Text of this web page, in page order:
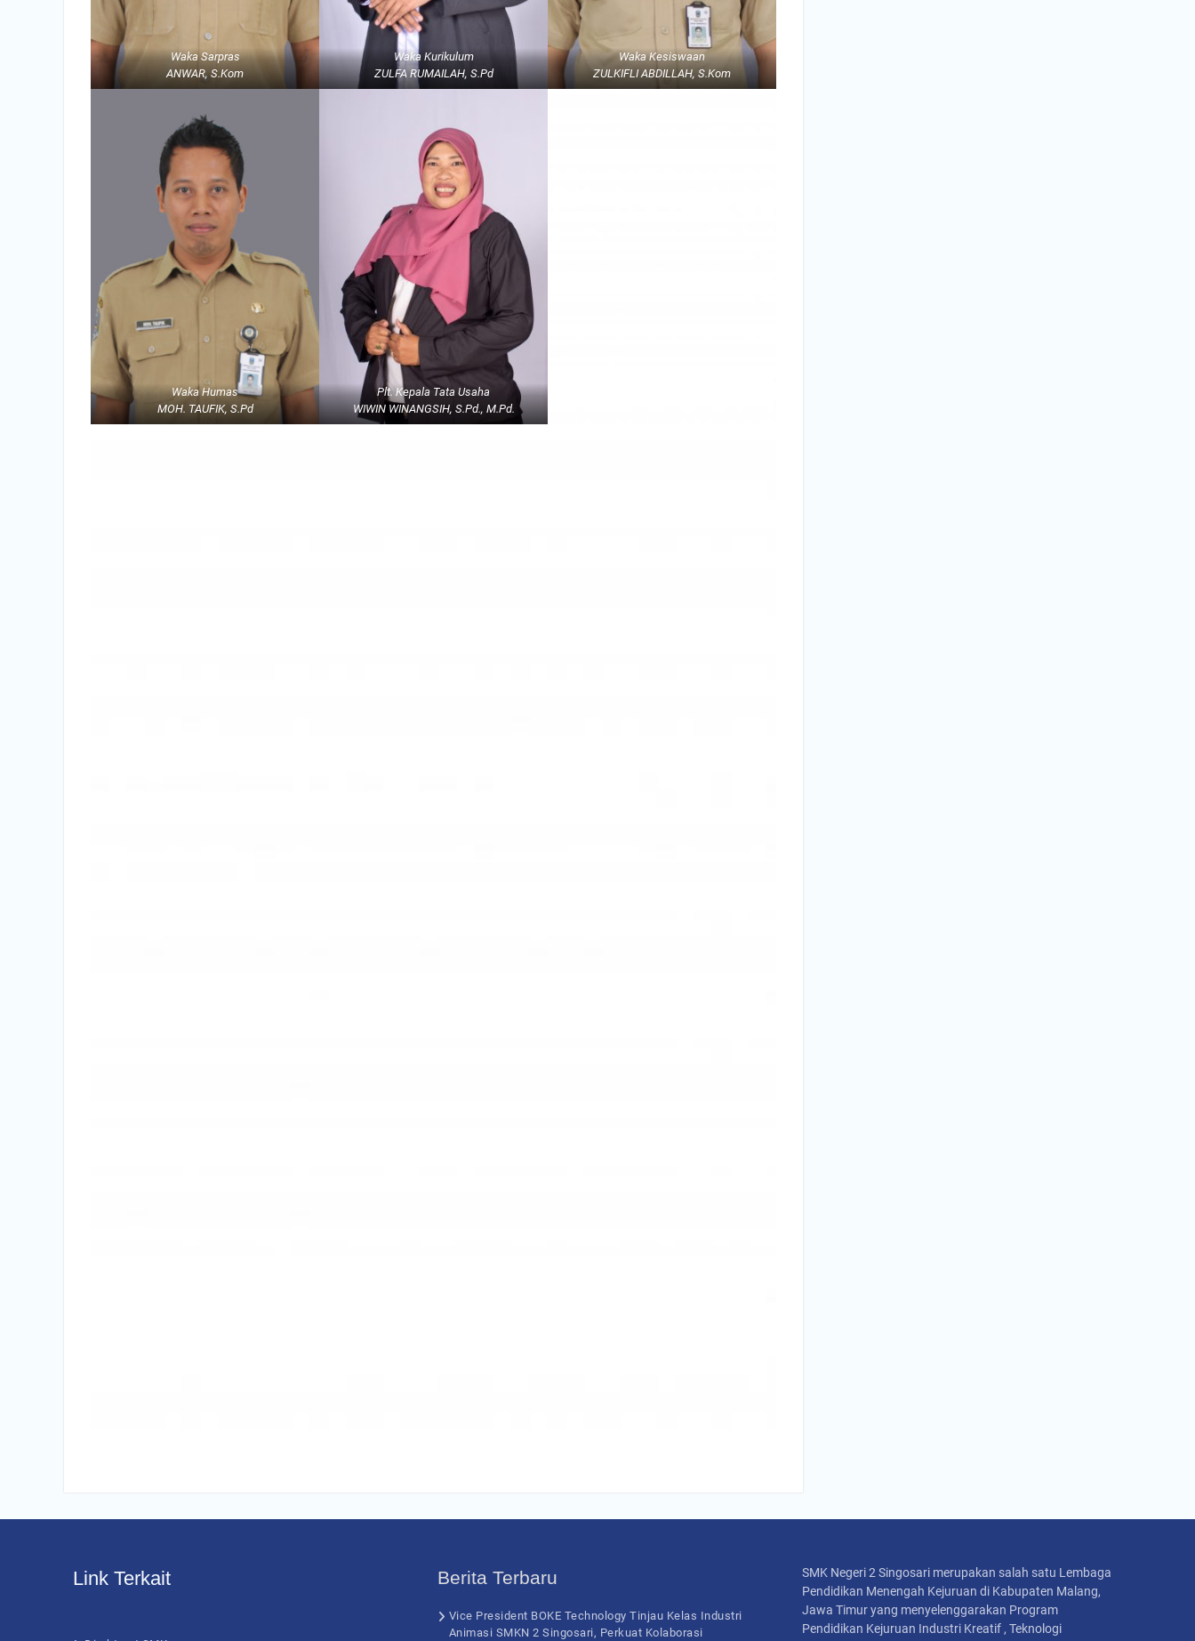
Waka Sarpras
ANWAR, S.Kom
Waka Kurikulum
ZULFA RUMAILAH, S.Pd
Waka Kesiswaan
ZULKIFLI ABDILLAH, S.Kom
Waka Humas
MOH. TAUFIK, S.Pd
Plt. Kepala Tata Usaha
WIWIN WINANGSIH, S.Pd., M.Pd.
Link Terkait Berita Terbaru
Vice President BOKE Technology Tinjau Kelas Industri
Animasi SMKN 2 Singosari, Perkuat Kolaborasi
SMK Negeri 2 Singosari merupakan salah satu Lembaga
Pendidikan Menengah Kejuruan di Kabupaten Malang,
Jawa Timur yang menyelenggarakan Program
Pendidikan Kejuruan Industri Kreatif , Teknologi